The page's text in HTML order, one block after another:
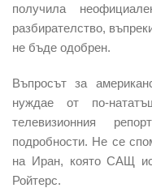
получила
разбирателство,
не бъде одобрен.
Въпросът за
нуждае от по-
телевизионния
подробности. Не се
на Иран, която САЩ
Ройтерс.